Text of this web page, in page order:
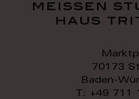
meissen
haus
70173
Baden-
T: +49 711